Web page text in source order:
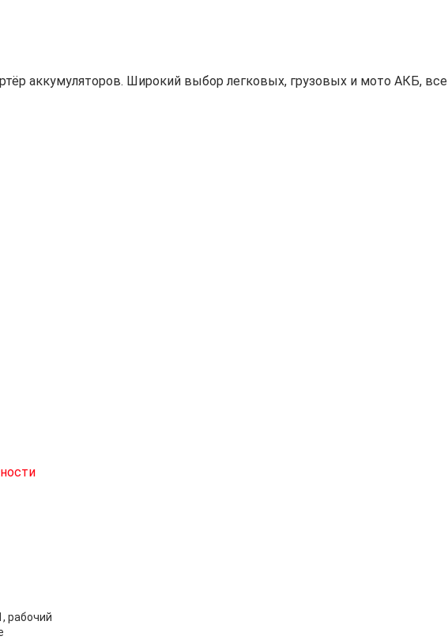
аккумуляторов. Широкий выбор легковых, грузовых и мото АКБ,
рабочий